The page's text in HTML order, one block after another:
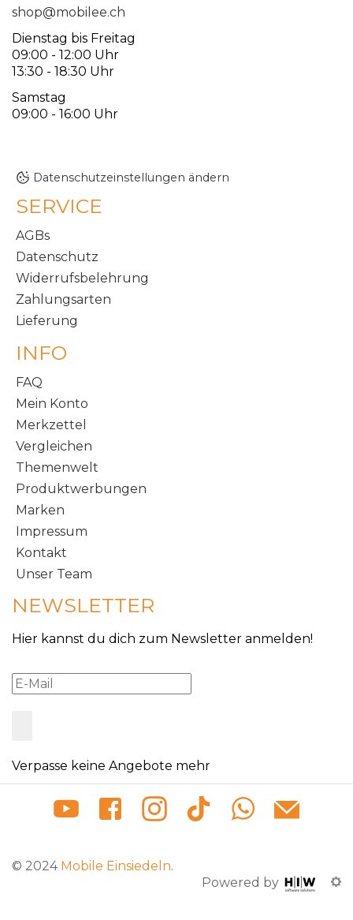
shop@mobilee.ch
Dienstag bis Freitag
09:00 - 12:00 Uhr
13:30 - 18:30 Uhr
Samstag
09:00 - 16:00 Uhr
Datenschutzeinstellungen ändern
SERVICE
AGBs
Datenschutz
Widerrufsbelehrung
Zahlungsarten
Lieferung
INFO
FAQ
Mein Konto
Merkzettel
Vergleichen
Themenwelt
Produktwerbungen
Marken
Impressum
Kontakt
Unser Team
NEWSLETTER
Hier kannst du dich zum Newsletter anmelden!
Verpasse keine Angebote mehr
© 2024 Mobile Einsiedeln.
Powered by